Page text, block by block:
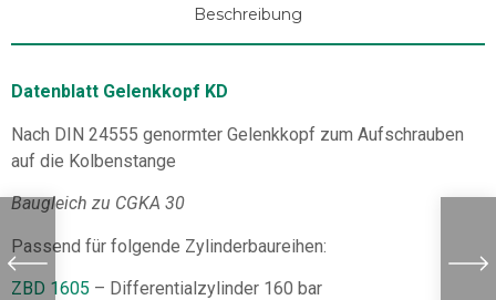
Beschreibung
Datenblatt Gelenkkopf KD
Nach DIN 24555 genormter Gelenkkopf zum Aufschrauben
auf die Kolbenstange
Baugleich zu CGKA 30
Passend für folgende Zylinderbaureihen:
ZBD 1605 – Differentialzylinder 160 bar